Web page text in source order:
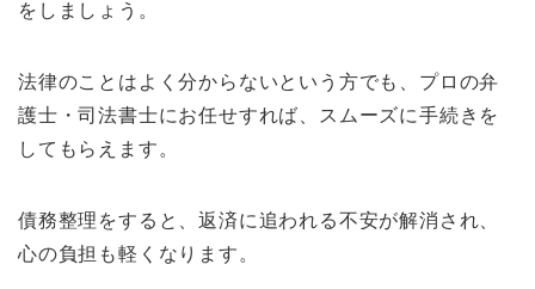
をしましょう。
法律のことはよく分からないという方でも、プロの弁
護士・司法書士にお任せすれば、スムーズに手続きを
してもらえます。
債務整理をすると、返済に追われる不安が解消され、
心の負担も軽くなります。